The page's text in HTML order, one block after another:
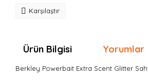
Karşılaştır
Ürün Bilgisi Yorumlar
Berkley Powerbait Extra Scent Glitter